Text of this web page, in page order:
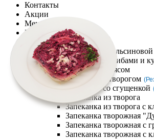
Контакты
Акции
Меню
Компания
Завтраки
Блинчик с
Блинчики с грибами и
Блинчики с мясом
Блинчики с творогом
Блинчики со сгущенкой
Запеканка из творога
Запеканка из творога с
Запеканка творожная
Запеканка творожная с
Запеканка творожная с